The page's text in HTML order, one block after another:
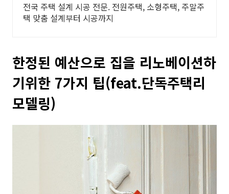
전국 주택 설계 시공 전문. 전원주택, 소형주택, 주말주
택 맞춤 설계부터 시공까지
한정된 예산으로 집을 리노베이션하
기위한 7가지 팁(feat.단독주택리
모델링)